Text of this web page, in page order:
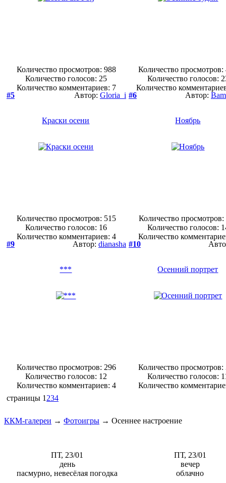
Количество просмотров: 988
Количество голосов: 25
Количество комментариев: 7
Количество просмотров:
Количество голосов:
Количество
#5
Автор: Gloria_i
Краски осени
Количество просмотров: 515
Количество голосов: 16
Количество комментариев: 4
#6 Автор:
Ноябрь
Количество просмотров:
Количество голосов:
Количество
#9
Автор: dianasha
***
Количество просмотров: 296
Количество голосов: 12
Количество комментариев: 4
#10
Осенний портрет
Количество просмотров:
Количество голосов:
Количество
страницы 1 234
ККМ-галереи → Фотоигры → Осеннее настроение
ПТ, 23/01
день
пасмурно, невесёлая погодка
ПТ, 23/01
вечер
облачно